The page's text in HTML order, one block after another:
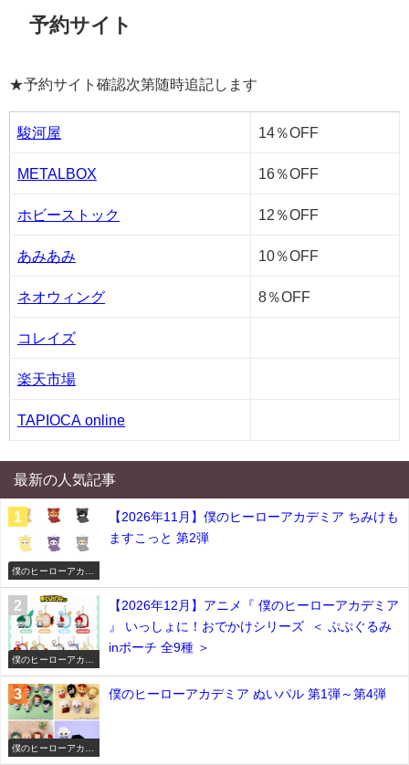
予約サイト
★予約サイト確認次第随時追記します
駿河屋 14％OFF
METALBOX 16％OFF
ホビーストック 12％OFF
あみあみ 10％OFF
ネオウィング 8％OFF
コレイズ
楽天市場
TAPIOCA online
最新の人気記事
僕のヒーローアカデ
【2026年11月】僕のヒーローアカデミア ちみけも
ますこっと 第2弾
僕のヒーローアカデ
【2026年12月】アニメ『 僕のヒーローアカデミア
』 いっしょに！おでかけシリーズ ＜ ぷぷぐるみ
inポーチ 全9種 ＞
僕のヒーローアカデ
僕のヒーローアカデミア ぬいパル 第1弾～第4弾